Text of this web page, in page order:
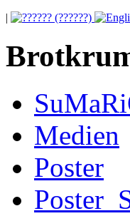
|
Medien
Poster